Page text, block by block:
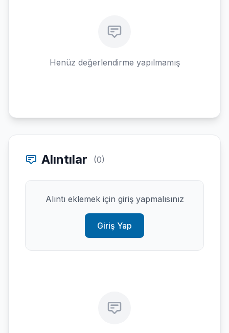
Henüz değerlendirme yapılmamış
Alıntılar (0)
Alıntı eklemek için giriş yapmalısınız
Giriş Yap